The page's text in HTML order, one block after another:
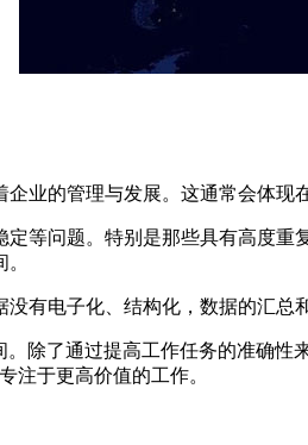
业的管理与发展。这通常会体现
等问题。特别是那些具有高度
有电子化、结构化，数据的汇总
除了通过提高工作任务的准确
注于更高价值的工作。